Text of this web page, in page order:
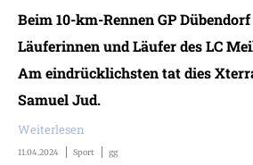
Beim 10-km-Rennen GP
Läuferinnen und Läufer des LC
Am eindrücklichsten tat dies
Samuel Jud.
Weiterlesen
11.04.2024 Sport gg